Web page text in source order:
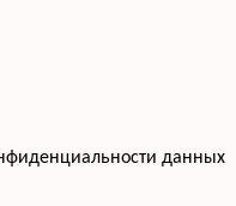
данных